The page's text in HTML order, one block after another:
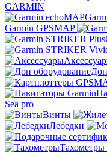
GARMIN
Garmin GPSMAP
Sea pro
Винты
Лебедки
Тахометры